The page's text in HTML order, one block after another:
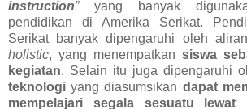
instruction” yang banyak
pendidikan di Amerika Serikat.
Serikat banyak dipengaruhi oleh
holistic, yang menempatkan siswa
kegiatan. Selain itu juga dipengaruhi
teknologi yang diasumsikan dapat
mempelajari segala sesuatu lewat